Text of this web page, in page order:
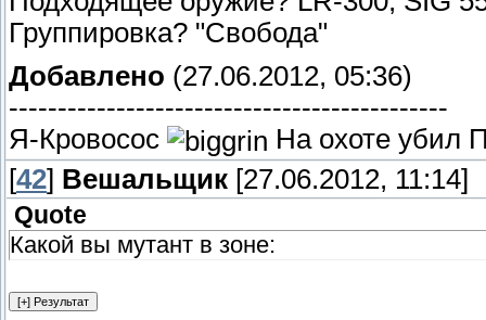
Группировка? "Свобода"
Добавлено (27.06.2012, 05:36)
---------------------------------------------
Я-Кровосос
На охоте убил
[42] Вешальщик [27.06.2012, 11:14]
Quote
Какой вы мутант в зоне: